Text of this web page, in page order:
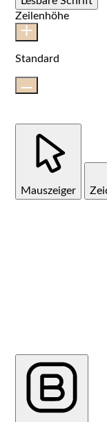
Zeilenhöhe
Standard
Mauszeiger